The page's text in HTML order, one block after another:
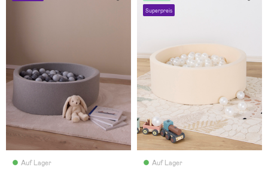
Auf Lager
Superpreis
Auf Lager